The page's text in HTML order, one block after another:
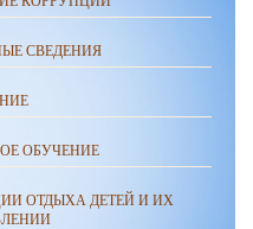
СВЕДЕНИЯ
ОБУЧЕНИЕ
ОТДЫХА ДЕТЕЙ И ИХ